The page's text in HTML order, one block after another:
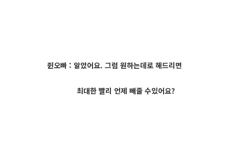
쥔오빠 : 알았어요. 그럼 원하는데로 해드리면
최대한 빨리 언제 빼줄 수있어요?